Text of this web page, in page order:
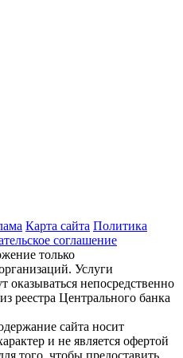
Карта сайта Политика
соглашение
только
Услуги
оказываться непосредственно
реестра Центрального банка
сайта носит
и не является офертой
того, чтобы предоставить